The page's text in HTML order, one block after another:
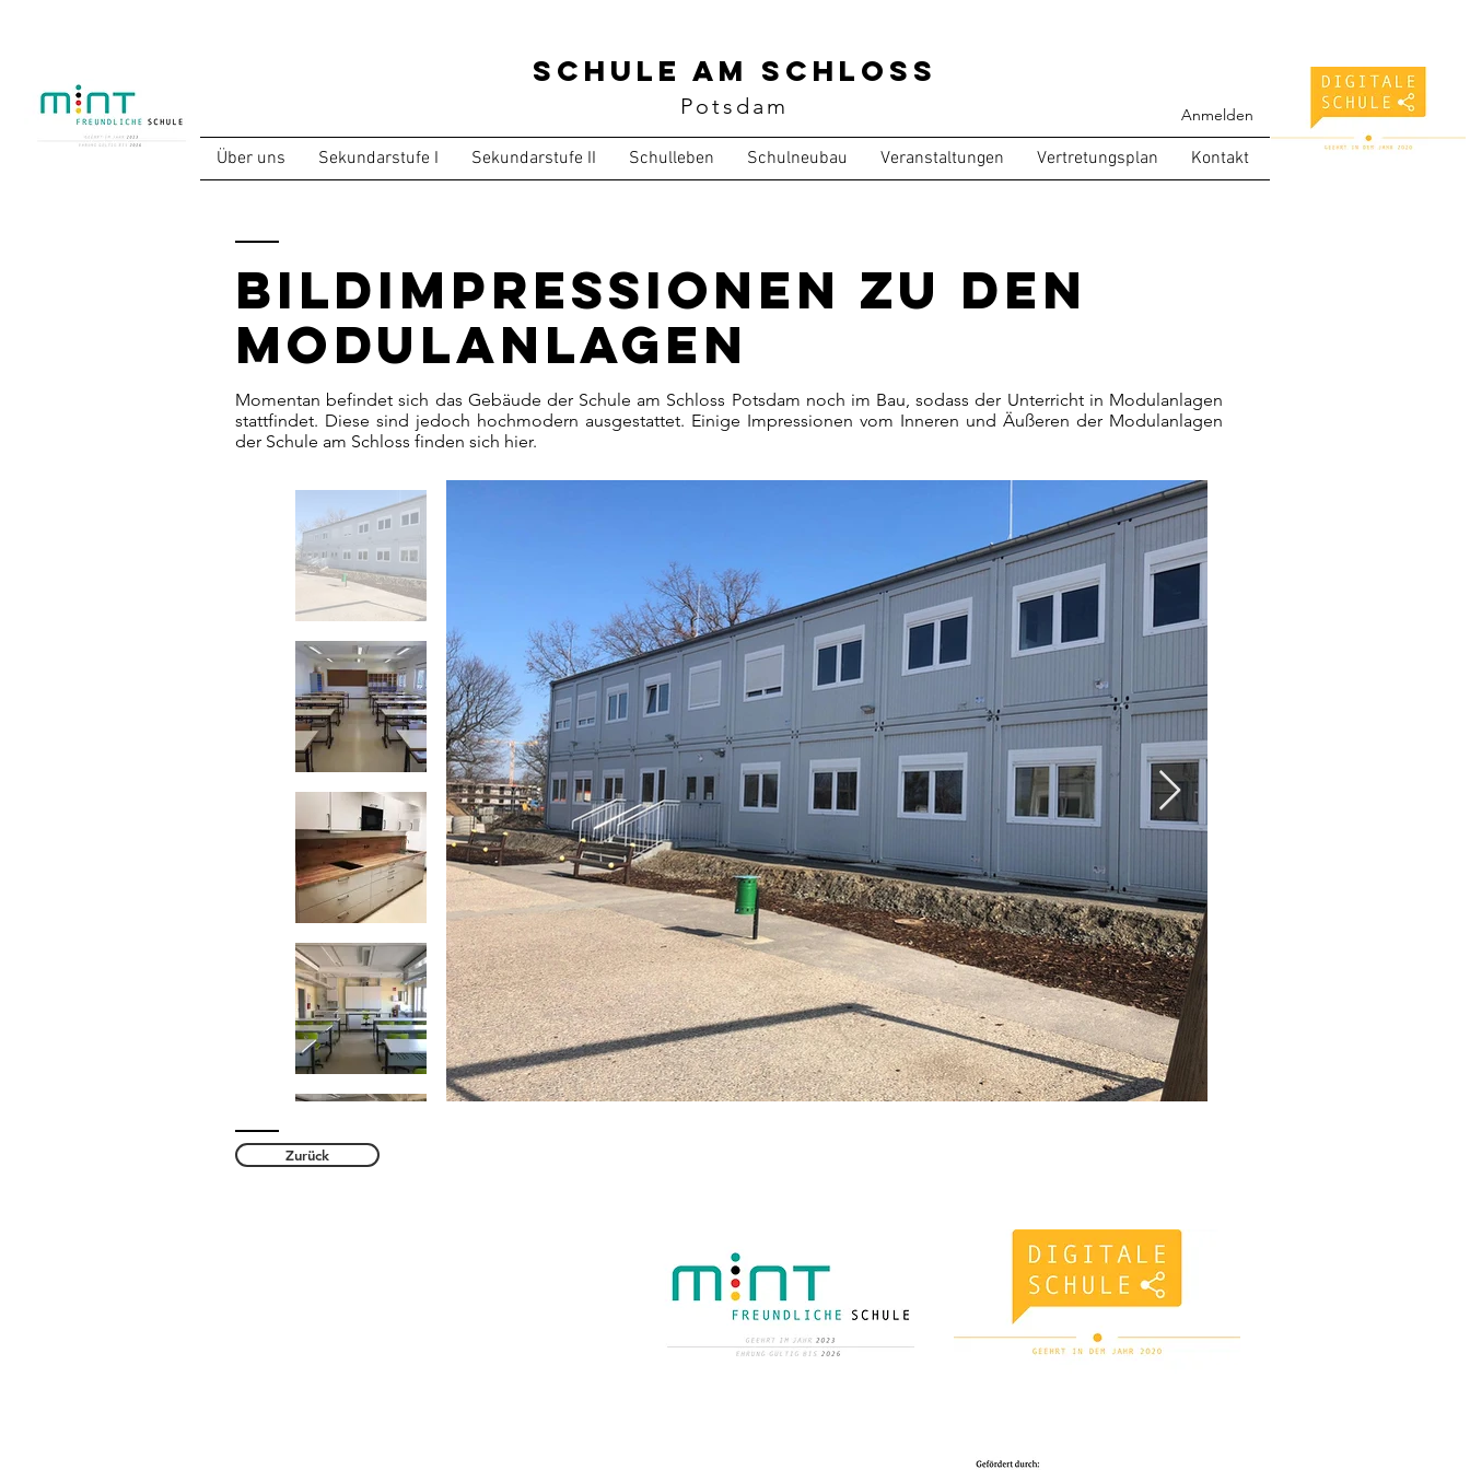
Schule am Schloss
Potsdam Anmelden
Über uns Sekundarstufe I Sekundarstufe II Schulleben Schulneubau Veranstaltungen Vertretungsplan Kontakt
Bildimpressionen zu den
Modulanlagen
Momentan befindet sich das Gebäude der Schule am Schloss Potsdam noch im Bau, sodass der Unterricht in Modulanlagen
stattfindet. Diese sind jedoch hochmodern ausgestattet. Einige Impressionen vom Inneren und Äußeren der Modulanlagen
der Schule am Schloss finden sich hier.
Zurück